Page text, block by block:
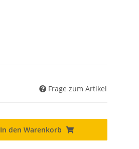
Frage zum Artikel
In den Warenkorb